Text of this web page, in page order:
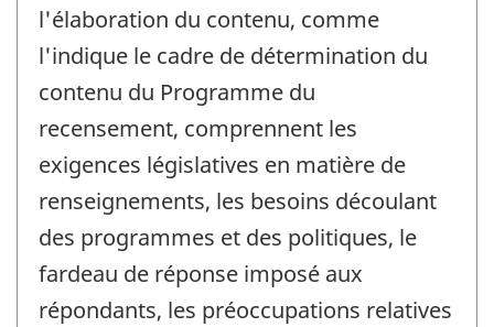
l'élaboration du contenu, comme
l'indique le cadre de détermination du
contenu du Programme du
recensement, comprennent les
exigences législatives en matière de
renseignements, les besoins découlant
des programmes et des politiques, le
fardeau de réponse imposé aux
répondants, les préoccupations relatives